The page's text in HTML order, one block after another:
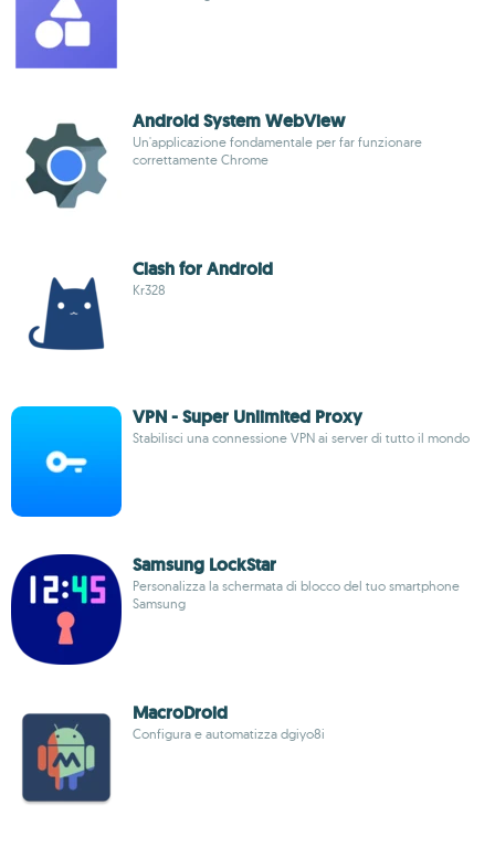
Android System WebView
Un'applicazione fondamentale per far funzionare
correttamente Chrome
Clash for Android
Kr328
VPN - Super Unlimited Proxy
Stabilisci una connessione VPN ai server di tutto il mondo
Samsung LockStar
Personalizza la schermata di blocco del tuo smartphone
Samsung
MacroDroid
Configura e automatizza dgiyo8i